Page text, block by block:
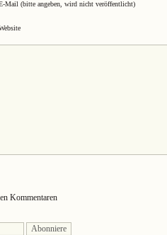
Mail (bitte angeben, wird nicht veröffentlicht)
Kommentaren